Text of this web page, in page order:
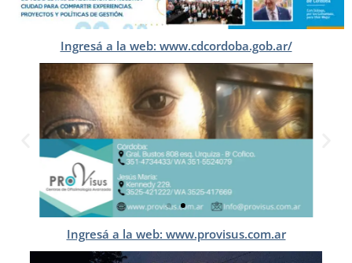
Ingresá a la web: www.cdcordoba.gob.ar/
Ingresá a la web: www.provisus.com.ar